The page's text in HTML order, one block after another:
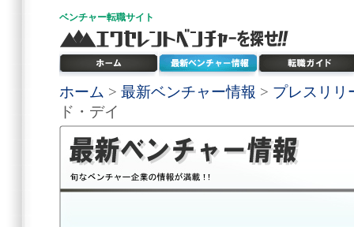
ベンチャー転職サイト
ホーム > 最新ベンチャー情報 > プレスリリ
ド・デイ